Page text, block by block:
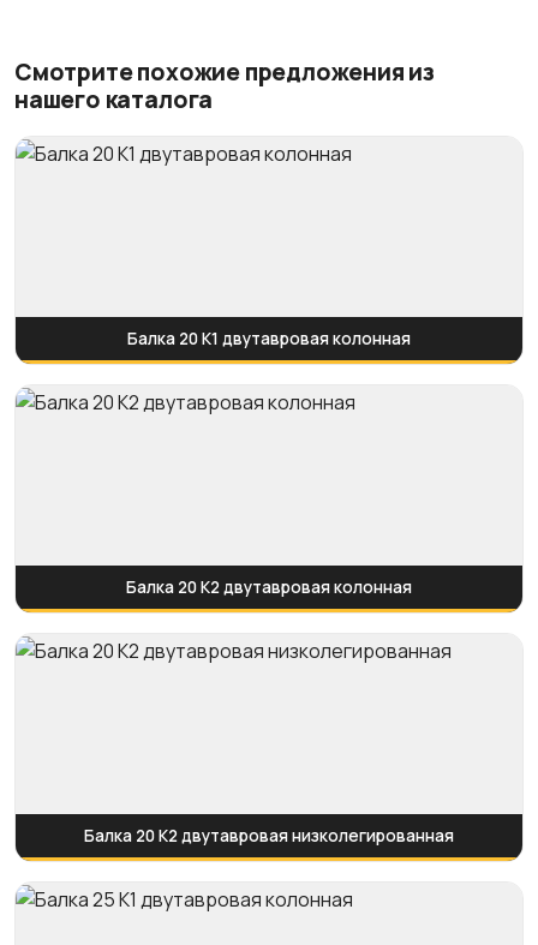
Смотрите похожие предложения из
нашего каталога
Балка 20 К1 двутавровая колонная
Балка 20 К2 двутавровая колонная
Балка 20 К2 двутавровая низколегированная